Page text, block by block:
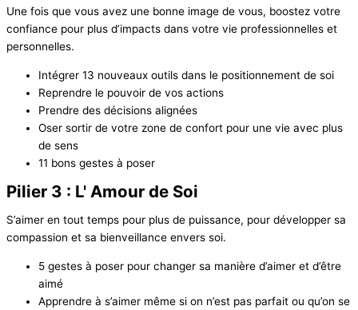
Une fois que vous avez une bonne image de vous, boostez votre
confiance pour plus d’impacts dans votre vie professionnelles et
personnelles.
Intégrer 13 nouveaux outils dans le positionnement de soi
Reprendre le pouvoir de vos actions
Prendre des décisions alignées
Oser sortir de votre zone de confort pour une vie avec plus
de sens
11 bons gestes à poser
Pilier 3 : L' Amour de Soi
S’aimer en tout temps pour plus de puissance, pour développer sa
compassion et sa bienveillance envers soi.
5 gestes à poser pour changer sa manière d’aimer et d’être
aimé
Apprendre à s’aimer même si on n’est pas parfait ou qu’on se